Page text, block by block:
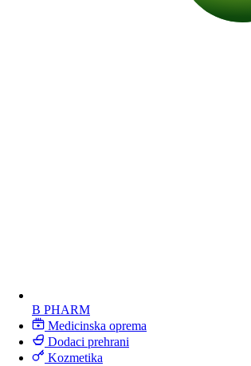
B PHARM
Medicinska oprema
Dodaci prehrani
Kozmetika